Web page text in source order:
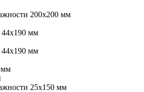
200х200 мм
44х190 мм
44х190 мм
мм
25х150 мм